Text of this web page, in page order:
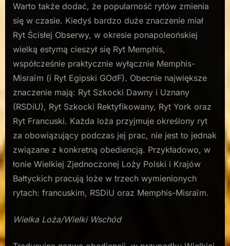
Warto także dodać, że popularność rytów zmienia
się w czasie. Kiedyś bardzo duże znaczenie miał
Ryt Ścisłej Obserwy, w okresie ponapoleońskiej
wielką estymą cieszył się Ryt Memphis,
współcześnie praktycznie wyłącznie Memphis-
Misraïm (i Ryt Egipski GOdF). Obecnie największe
znaczenie mają: Ryt Szkocki Dawny i Uznany
(RSDiU), Ryt Szkocki Rektyfikowany, Ryt York oraz
Ryt Francuski. Każda loża przyjmuje określony ryt
za obowiązujący podczas jej prac, nie jest to jednak
związane z konkretną obediencją. Przykładowo, w
łonie Wielkiej Zjednoczonej Loży Polski i Krajów
Bałtyckich pracują loże w trzech wymienionych
rytach: francuskim, RSDiU oraz Memphis-Misraïm.
Wielka Loża/Wielki Wschód